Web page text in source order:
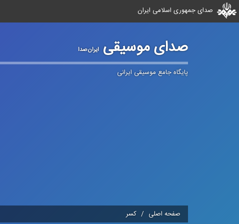
صدای جمهوری اسلامی ایران
صدای موسیقیایران‌صدا
پایگاه جامع موسیقی ایرانی
صفحه اصلی كسر